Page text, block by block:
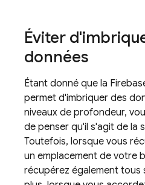
Éviter
données
Étant donné que la
permet d'imbriquer des
niveaux de profondeur,
de penser qu'il s'agit de la
Toutefois, lorsque vous
un emplacement de votre
récupérez également